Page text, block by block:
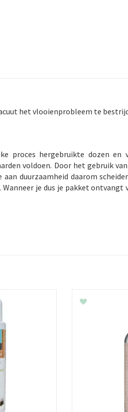
het vlooienprobleem te
proces hergebruikte dozen en
voldoen. Door het gebruik
duurzaamheid daarom
je dus je pakket ontvangt